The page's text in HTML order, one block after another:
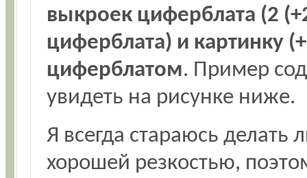
выкроек циферблата (2
циферблата) и картинку
циферблатом. Пример
увидеть на рисунке ниже.
Я всегда стараюсь делать
хорошей резкостью,